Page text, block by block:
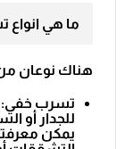
ما هي انواع
هناك نوعان
تسرب خفي:
للجدار أو
يمكن